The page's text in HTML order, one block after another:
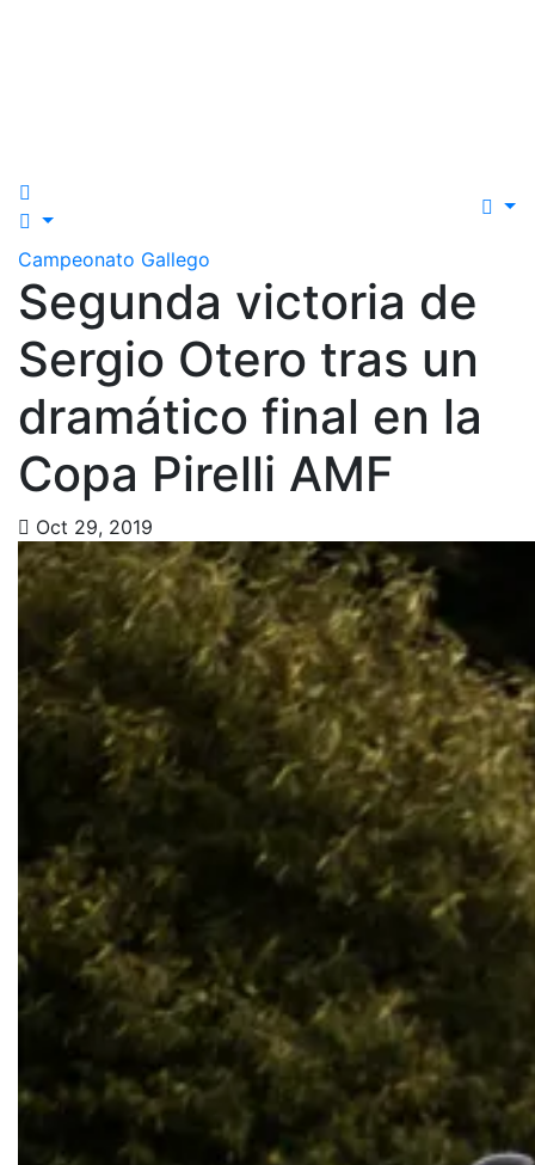
Campeonato Gallego
Segunda victoria de
Sergio Otero tras un
dramático final en la
Copa Pirelli AMF
Oct 29, 2019